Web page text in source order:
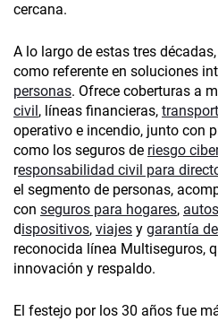
cercana.
A lo largo de estas tres
como referente en soluciones
personas. Ofrece coberturas a
civil , líneas financieras,
operativo e incendio, junto con
como los seguros de riesgo
responsabilidad civil para
el segmento de personas,
con seguros para hogares, autos
dispositivos, viajes y garantía
reconocida línea Multiseguros,
innovación y respaldo.
El festejo por los 30 años fue